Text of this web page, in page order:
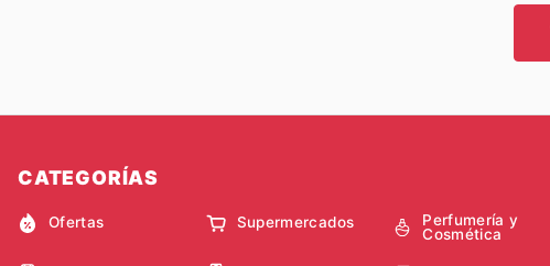
a productos de calidad sin exceder nuestro presupuesto es
no debería representar un coste inalcanzable, ni obligarnos a
Encuentra enOfertas y Catálogos
los listados más
Navega por un amplio abanico de
mejor se alinean con las necesidades y gustos de tu animal.
especializados en España para que identifiques las
CATEGORÍAS
Ofertas Supermercados
Perfumería y
Cosmética